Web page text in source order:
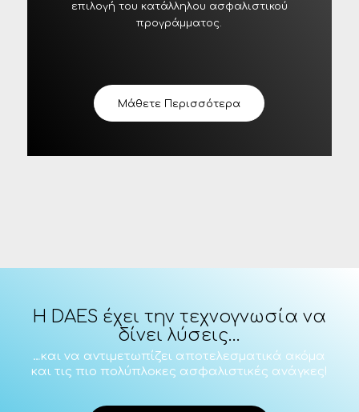
επιλογή του κατάλληλου ασφαλιστικού
προγράμματος.
Μάθετε Περισσότερα
H DAES έχει την τεχνογνωσία να
δίνει λύσεις…
…και να αντιμετωπίζει αποτελεσματικά ακόμα
και τις πιο πολύπλοκες ασφαλιστικές ανάγκες!